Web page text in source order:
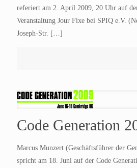
referiert am 2. April 2009, 20 Uhr auf
Veranstaltung Jour Fixe bei SPIQ e.V.
Joseph-Str. […]
Code Generation
Marcus Munzert (Geschäftsführer der
spricht am 18. Juni auf der Code